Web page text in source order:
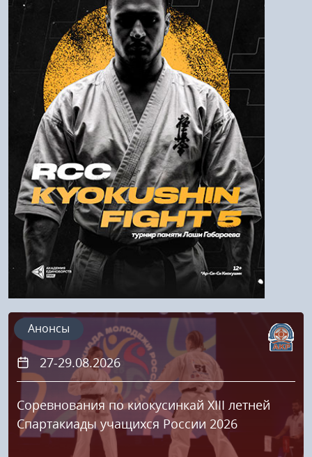
Пароль
Войти
Напомнить пароль
Регистрация
27-29.08.2026
Соревнования по киокусинкай XIII летней
Спартакиады учащихся России 2026
Анонсы